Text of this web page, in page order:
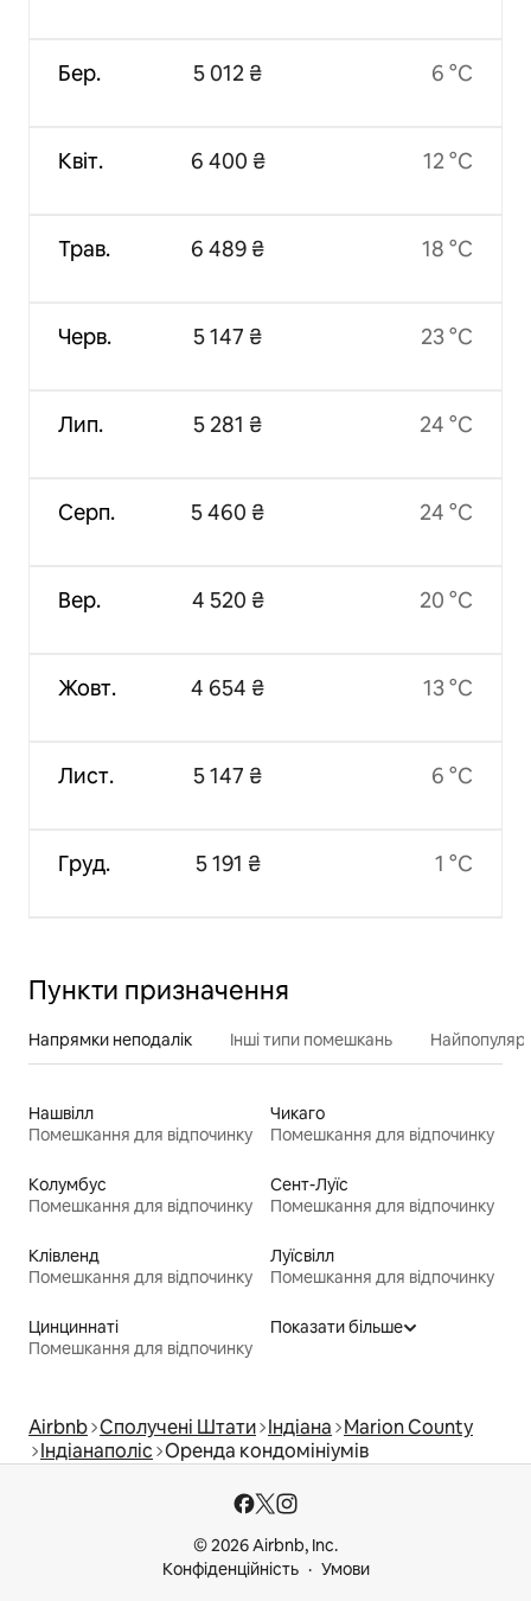
Бер.
Квіт.
Трав.
Черв.
Лип.
Серп.
Вер.
Жовт.
Лист.
Груд.
5 012 ₴
6 400 ₴
6 489 ₴
5 147 ₴
5 281 ₴
5 460 ₴
4 520 ₴
4 654 ₴
5 147 ₴
5 191 ₴
6 °C
12 °C
18 °C
23 °C
24 °C
24 °C
20 °C
13 °C
6 °C
1 °C
Пункти призначення
Напрямки неподалік Інші типи помешкань
Нашвілл
Помешкання для відпочинку
Чикаго
Помешкання для відпочинку
Колумбус
Помешкання для відпочинку
Сент-Луїс
Помешкання для відпочинку
Клівленд
Помешкання для відпочинку
Луїсвілл
Помешкання для відпочинку
Цинциннаті
Помешкання для відпочинку
Показати більше
Airbnb Сполучені Штати Індіана Marion County
Індіанаполіс Оренда кондомініумів
© 2026 Airbnb, Inc.
Конфіденційність
Умови